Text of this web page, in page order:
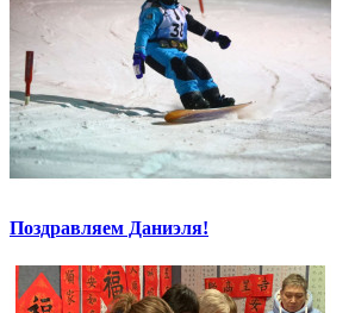
Поздравляем Даниэля!